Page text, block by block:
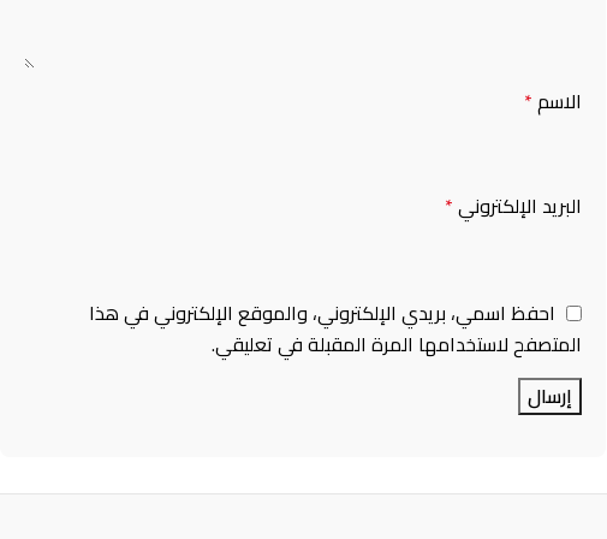
الاسم*
البريد الإلكتروني*
احفظ اسمي، بريدي الإلكتروني، والموقع الإلكتروني في هذا
المتصفح لاستخدامها المرة المقبلة في تعليقي.